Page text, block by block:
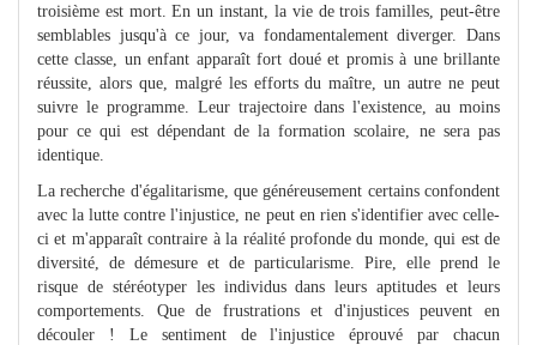
troisième est mort. En un instant, la vie de trois familles, peut-être
semblables jusqu'à ce jour, va fondamentalement diverger. Dans
cette classe, un enfant apparaît fort doué et promis à une brillante
réussite, alors que, malgré les efforts du maître, un autre ne peut
suivre le programme. Leur trajectoire dans l'existence, au moins
pour ce qui est dépendant de la formation scolaire, ne sera pas
identique.
La recherche d'égalitarisme, que généreusement certains confondent
avec la lutte contre l'injustice, ne peut en rien s'identifier avec celle-
ci et m'apparaît contraire à la réalité profonde du monde, qui est de
diversité, de démesure et de particularisme. Pire, elle prend le
risque de stéréotyper les individus dans leurs aptitudes et leurs
comportements. Que de frustrations et d'injustices peuvent en
découler ! Le sentiment de l'injustice éprouvé par chacun